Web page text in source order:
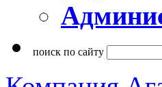
поиск по сайту